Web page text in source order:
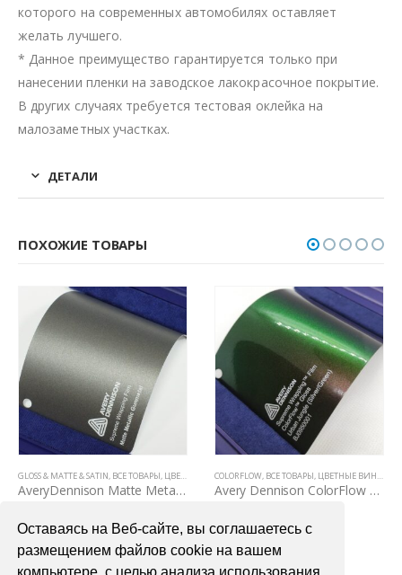
Оставаясь на Веб-сайте, вы соглашаетесь с
размещением файлов cookie на вашем
компьютере, с целью анализа использования
которого на современных автомобилях оставляет
желать лучшего.
* Данное преимущество гарантируется только при
нанесении пленки на заводское лакокрасочное покрытие.
В других случаях требуется тестовая оклейка на
малозаметных участках.
ДЕТАЛИ
ПОХОЖИЕ ТОВАРЫ
,ЦВЕТНЫЕ ВИНИЛОВЫЕ ПЛЕНКИ
GLOSS & MATTE & SATIN, ВСЕ ТОВАРЫ, ЦВЕТНЫЕ ВИНИЛОВЫЕ ПЛЕНКИ
AveryDennison Matte Metallic Gunmetal
В КОРЗИНУ
COLORFLOW, ВСЕ ТОВАРЫ, ЦВЕТНЫЕ ВИНИЛОВЫЕ ПЛЕНКИ
Avery Dennison ColorFlow Urban Jungle Gloss (Silver/Green)
В КОРЗИНУ